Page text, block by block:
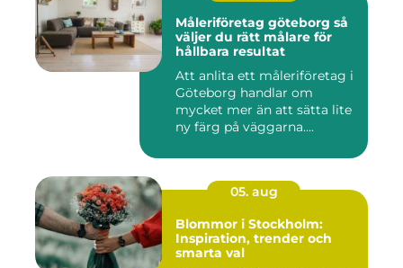
Måleriföretag göteborg så
väljer du rätt målare för
hållbara resultat
Att anlita ett måleriföretag i
Göteborg handlar om
mycket mer än att sätta lite
ny färg på väggarna....
05. aug
Blommor i Stockholm:
Inspiration, trender och
smarta val